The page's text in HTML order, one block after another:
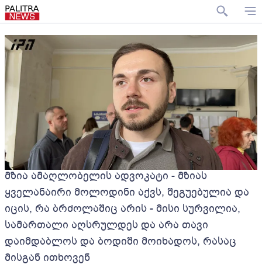
მზია ამაღლობელის ადვოკატი - მზიას
ყველანაირი მოლოდინი აქვს, შეგუებულია და
იცის, რა ბრძოლაშიც არის - მისი სურვილია,
სამართალი აღსრულდეს და არა თავი
დაიმდაბლოს და ბოდიში მოიხადოს, რასაც
მისგან ითხოვენ